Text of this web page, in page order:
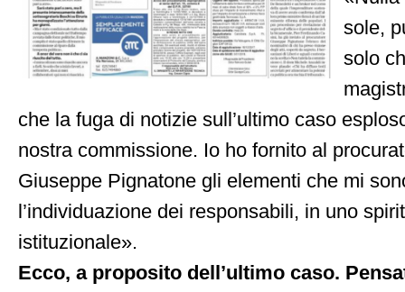
sole,
solo
che la fuga di notizie sull’ultimo caso
nostra commissione. Io ho fornito al
Giuseppe Pignatone gli elementi che mi
l’individuazione dei responsabili, in uno
istituzionale».
Ecco, a proposito dell’ultimo caso.